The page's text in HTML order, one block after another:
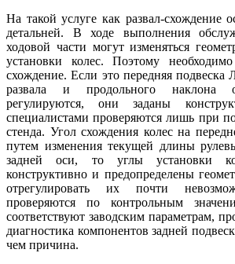
На такой услуге как развал-схождение
детальней. В ходе выполнения
ходовой части могут изменяться
установки колес. Поэтому
схождение. Если это передняя подвеска
развала и продольного наклона
регулируются, они заданы
специалистами проверяются лишь при
стенда. Угол схождения колес на
путем изменения текущей длины
задней оси, то углы установки
конструктивно и предопределены
отрегулировать их почти
проверяются по контрольным
соответствуют заводским параметрам,
диагностика компонентов задней
чем причина.